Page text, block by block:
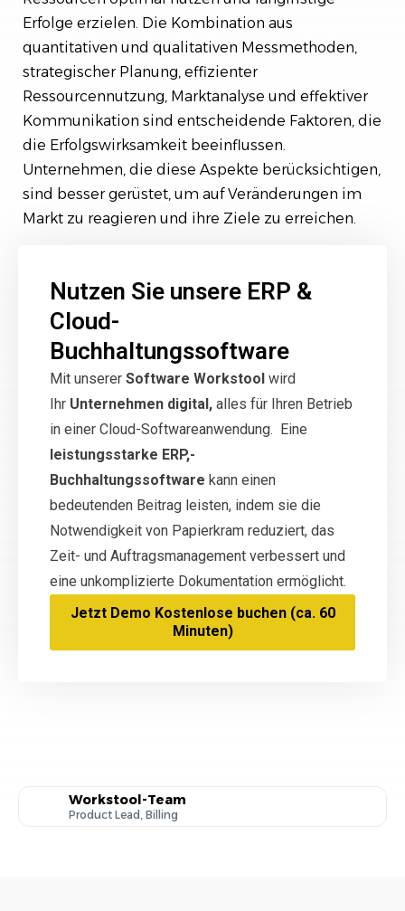
Erfolge erzielen. Die Kombination aus
quantitativen und qualitativen Messmethoden,
strategischer Planung, effizienter
Ressourcennutzung, Marktanalyse und effektiver
Kommunikation sind entscheidende Faktoren, die
die Erfolgswirksamkeit beeinflussen.
Unternehmen, die diese Aspekte berücksichtigen,
sind besser gerüstet, um auf Veränderungen im
Markt zu reagieren und ihre Ziele zu erreichen.
Nutzen Sie unsere ERP &
Cloud-
Buchhaltungssoftware
Mit unserer Software Workstool wird
Ihr Unternehmen digital, alles für Ihren Betrieb
in einer Cloud-Softwareanwendung. Eine
leistungsstarke ERP,-
Buchhaltungssoftware kann einen
bedeutenden Beitrag leisten, indem sie die
Notwendigkeit von Papierkram reduziert, das
Zeit- und Auftragsmanagement verbessert und
eine unkomplizierte Dokumentation ermöglicht.
Jetzt Demo Kostenlose buchen (ca. 60
Minuten)
Workstool-Team
Product Lead, Billing